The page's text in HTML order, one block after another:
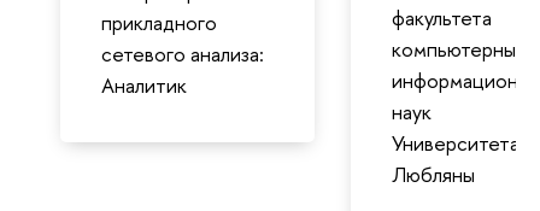
прикладного
сетевого анализа:
Аналитик
факультета
компьютерных и
наук
Университета
Любляны